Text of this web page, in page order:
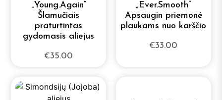
„Young.Again“
Šlamučiais
praturtintas
gydomasis aliejus
€35.00
„Ever.Smooth”
Apsaugin priemonė
plaukams nuo karščio
€33.00